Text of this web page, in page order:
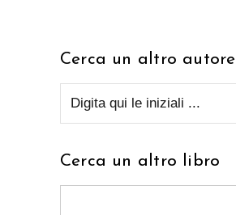
Cerca un altro autore
Cerca un altro libro